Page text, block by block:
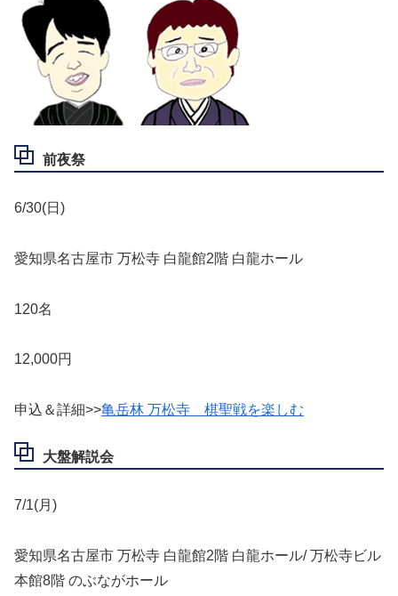
前夜祭
6/30(日)
愛知県名古屋市 万松寺 白龍館2階 白龍ホール
120名
12,000円
申込＆詳細>>亀岳林 万松寺 棋聖戦を楽しむ
大盤解説会
7/1(月)
愛知県名古屋市 万松寺 白龍館2階 白龍ホール/ 万松寺ビル
本館8階 のぶながホール